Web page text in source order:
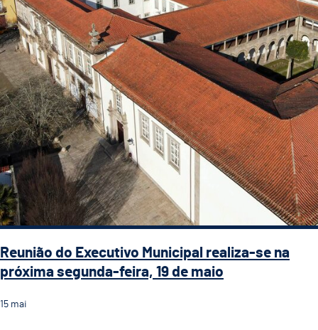
Reunião do Executivo Municipal realiza-se na
próxima segunda-feira, 19 de maio
15 mai